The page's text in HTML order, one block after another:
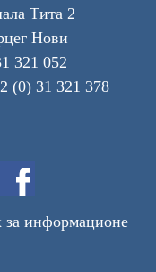
Тита 2
Нови
321 052
(0) 31 321 378
информационе